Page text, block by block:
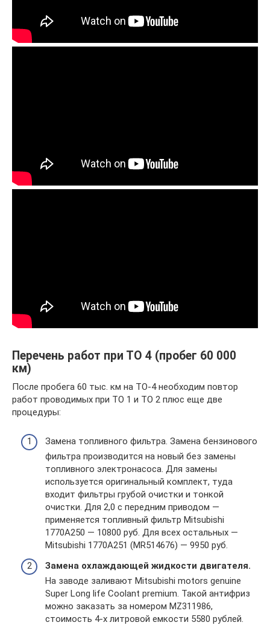
Перечень работ при ТО 4 (пробег 60 000
км)
После пробега 60 тыс. км на ТО-4 необходим повтор
работ проводимых при ТО 1 и ТО 2 плюс еще две
процедуры:
Замена топливного фильтра. Замена бензинового
фильтра производится на новый без замены
топливного электронасоса. Для замены
используется оригинальный комплект, туда
входит фильтры грубой очистки и тонкой
очистки. Для 2,0 с передним приводом —
применяется топливный фильтр Mitsubishi
1770A250 — 10800 руб. Для всех остальных —
Mitsubishi 1770A251 (MR514676) — 9950 руб.
Замена охлаждающей жидкости двигателя.
На заводе заливают Mitsubishi motors genuine
Super Long life Coolant premium. Такой антифриз
можно заказать за номером MZ311986,
стоимость 4-х литровой емкости 5580 рублей.